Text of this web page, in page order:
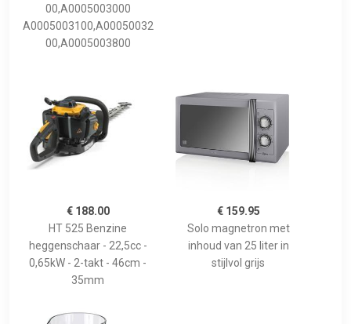
00,A0005003000
A0005003100,A00050032
00,A0005003800
€ 188.00
HT 525 Benzine
heggenschaar - 22,5cc -
0,65kW - 2-takt - 46cm -
35mm
€ 159.95
Solo magnetron met
inhoud van 25 liter in
stijlvol grijs